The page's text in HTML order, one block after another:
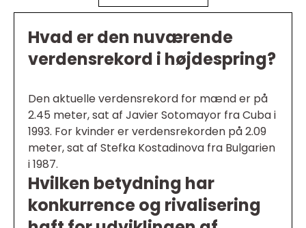
Hvad er den nuværende
verdensrekord i højdespring?
Den aktuelle verdensrekord for mænd er på
2.45 meter, sat af Javier Sotomayor fra Cuba i
1993. For kvinder er verdensrekorden på 2.09
meter, sat af Stefka Kostadinova fra Bulgarien
i 1987.
Hvilken betydning har
konkurrence og rivalisering